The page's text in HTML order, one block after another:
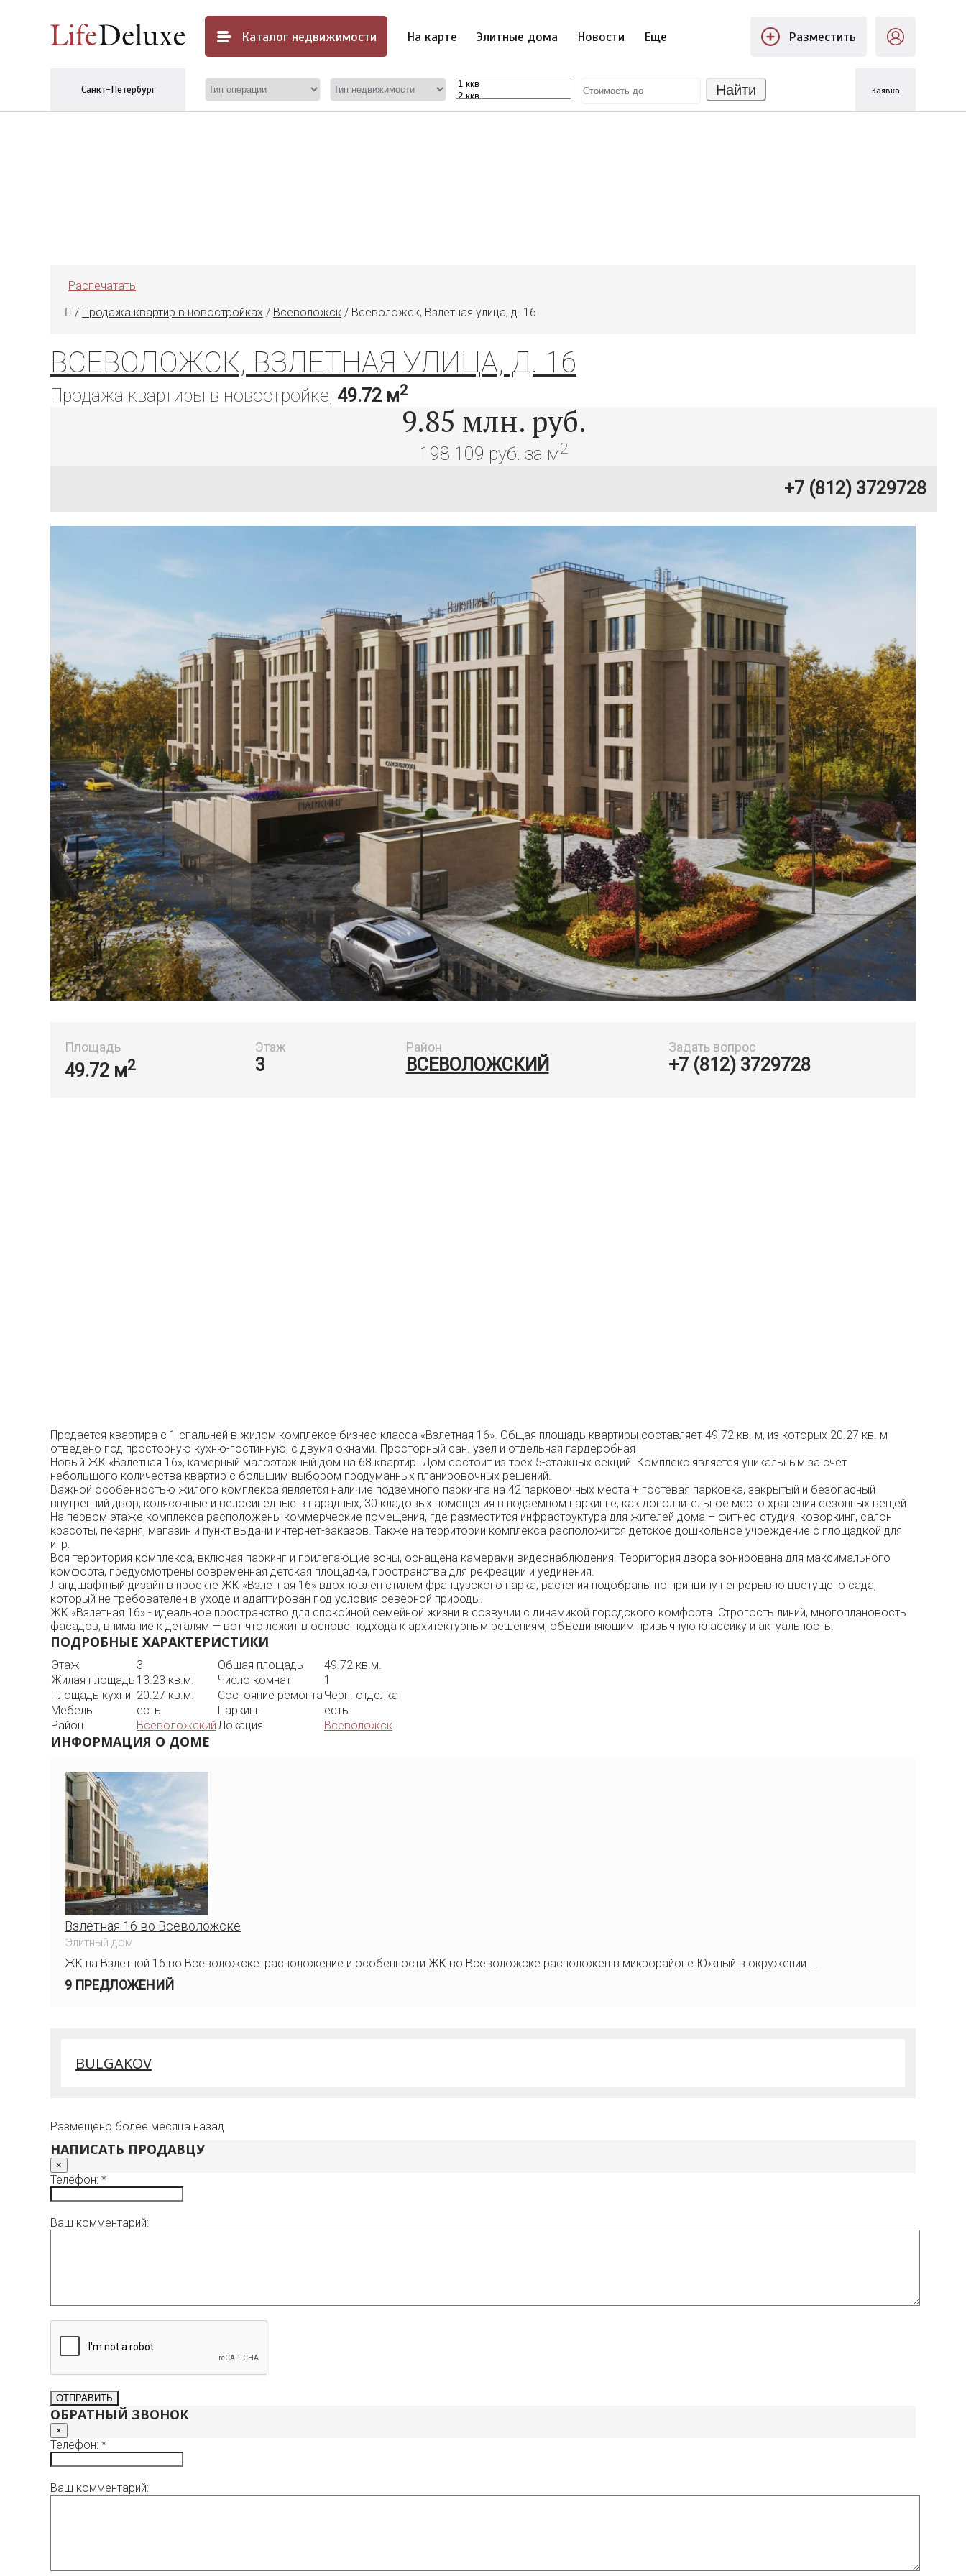
Каталог недвижимости На карте Элитные дома Новости Еще Разместить
Санкт-Петербург Найти Заявка
Распечатать
/ Продажа квартир в новостройках / Всеволожск / Всеволожск, Взлетная улица, д. 16
ВСЕВОЛОЖСК, ВЗЛЕТНАЯ УЛИЦА, Д. 16
Продажа квартиры в новостройке, 49.72 м2
9.85 млн. руб.
198 109 руб. за м2
+7 (812) 3729728
Площадь
49.72 м2
Этаж
3
Район
ВСЕВОЛОЖСКИЙ
Задать вопрос
+7 (812) 3729728
Продается квартира с 1 спальней в жилом комплексе бизнес-класса «Взлетная 16». Общая площадь квартиры составляет 49.72 кв. м, из которых 20.27 кв. м
отведено под просторную кухню-гостинную, с двумя окнами. Просторный сан. узел и отдельная гардеробная
Новый ЖК «Взлетная 16», камерный малоэтажный дом на 68 квартир. Дом состоит из трех 5-этажных секций. Комплекс является уникальным за счет
небольшого количества квартир с большим выбором продуманных планировочных решений.
Важной особенностью жилого комплекса является наличие подземного паркинга на 42 парковочных места + гостевая парковка, закрытый и безопасный
внутренний двор, колясочные и велосипедные в парадных, 30 кладовых помещения в подземном паркинге, как дополнительное место хранения сезонных вещей.
На первом этаже комплекса расположены коммерческие помещения, где разместится инфраструктура для жителей дома – фитнес-студия, коворкинг, салон
красоты, пекарня, магазин и пункт выдачи интернет-заказов. Также на территории комплекса расположится детское дошкольное учреждение с площадкой для
игр.
Вся территория комплекса, включая паркинг и прилегающие зоны, оснащена камерами видеонаблюдения. Территория двора зонирована для максимального
комфорта, предусмотрены современная детская площадка, пространства для рекреации и уединения.
Ландшафтный дизайн в проекте ЖК «Взлетная 16» вдохновлен стилем французского парка, растения подобраны по принципу непрерывно цветущего сада,
который не требователен в уходе и адаптирован под условия северной природы.
ЖК «Взлетная 16» - идеальное пространство для спокойной семейной жизни в созвучии с динамикой городского комфорта. Строгость линий, многоплановость
фасадов, внимание к деталям — вот что лежит в основе подхода к архитектурным решениям, объединяющим привычную классику и актуальность.
ПОДРОБНЫЕ ХАРАКТЕРИСТИКИ
Этаж 3 Общая площадь
49.72 кв.м.
Жилая площадь 13.23 кв.м. Число комнат
1
Площадь кухни 20.27 кв.м. Состояние ремонтаЧерн. отделка
Мебель
есть Паркинг
есть
Район
ВсеволожскийЛокация Всеволожск
ИНФОРМАЦИЯ О ДОМЕ
Взлетная 16 во Всеволожске
Элитный дом
ЖК на Взлетной 16 во Всеволожске: расположение и особенности ЖК во Всеволожске расположен в микрорайоне Южный в окружении ...
9 ПРЕДЛОЖЕНИЙ
BULGAKOV
Размещено более месяца назад
НАПИСАТЬ ПРОДАВЦУ
×
Телефон: *
Ваш комментарий:
ОБРАТНЫЙ ЗВОНОК
×
Телефон: *
Ваш комментарий: